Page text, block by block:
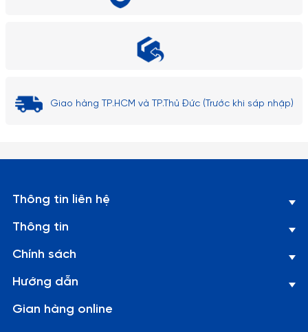
Giao hàng TP.HCM và TP.Thủ Đức (Trước khi sáp nhập)
Thông tin liên hệ
Thông tin
Chính sách
Hướng dẫn
Gian hàng online